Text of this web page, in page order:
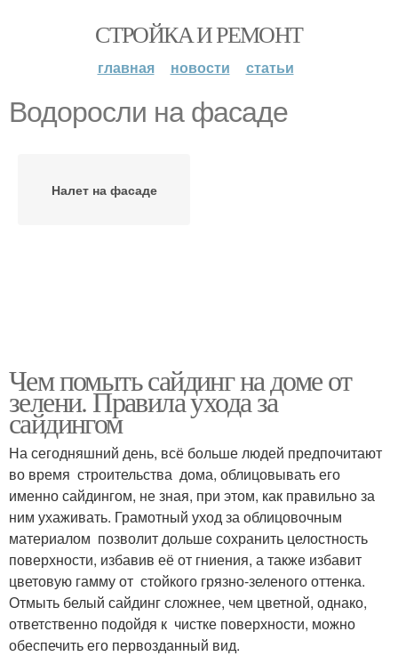
СТРОЙКА И РЕМОНТ
главная новости статьи
Водоросли на фасаде
Налет на фасаде
Чем помыть сайдинг на доме от
зелени. Правила ухода за
сайдингом
На сегодняшний день, всё больше людей предпочитают
во время строительства дома, облицовывать его
именно сайдингом, не зная, при этом, как правильно за
ним ухаживать. Грамотный уход за облицовочным
материалом позволит дольше сохранить целостность
поверхности, избавив её от гниения, а также избавит
цветовую гамму от стойкого грязно-зеленого оттенка.
Отмыть белый сайдинг сложнее, чем цветной, однако,
ответственно подойдя к чистке поверхности, можно
обеспечить его первозданный вид.